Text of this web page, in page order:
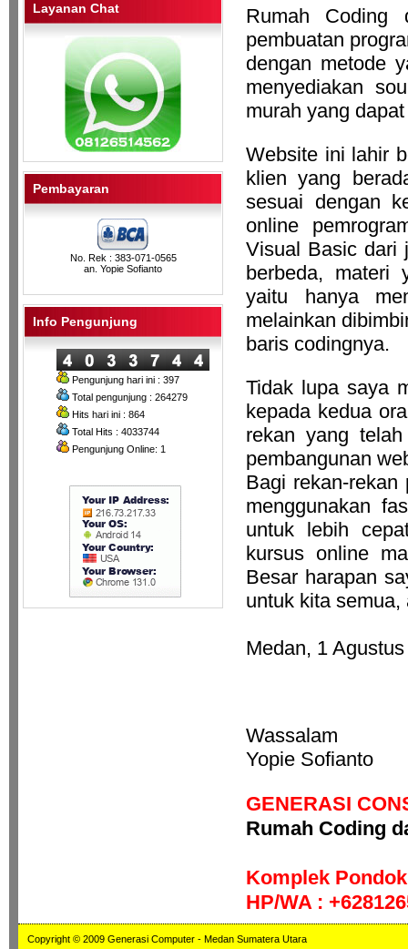
Rumah Coding
pembuatan
dengan metode
menyediakan
murah yang
Website ini lahir
klien yang
sesuai dengan
online
Visual Basic dari
berbeda, materi
yaitu hanya
melainkan
baris codingnya.
Tidak lupa saya
kepada kedua
rekan yang
pembangunan
Bagi rekan-rekan
menggunakan
untuk lebih
kursus online
Besar harapan
untuk kita semua,
Medan, 1
Wassalam
Yopie Sofianto
GENERASI
Rumah Coding
Komplek
HP/WA :
Layanan Chat
Pembayaran
No. Rek : 383-071-0565
an. Yopie Sofianto
Info Pengunjung
Pengunjung hari ini : 397
Total pengunjung : 264279
Hits hari ini : 864
Total Hits : 4033744
Pengunjung Online: 1
Copyright © 2009 Generasi Computer - Medan Sumatera Utara